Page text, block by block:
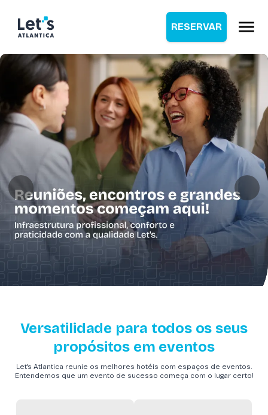
RESERVAR
Versatilidade para todos os seus
propósitos em eventos
Let's Atlantica reunie os melhores hotéis com espaços de eventos.
Entendemos que um evento de sucesso começa com o lugar certo!